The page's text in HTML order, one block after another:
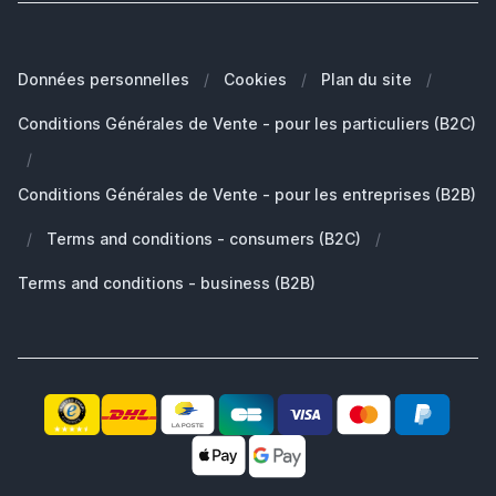
Clients Professionals (B2B)
Pas satisfait? Le produit vous est remboursé!
Travailler chez SB Supply
Mon compte
Données personnelles / Cookies / Plan du site /
Conditions Générales de Vente - pour les particuliers (B2C)
/
Conditions Générales de Vente - pour les entreprises (B2B)
/ Terms and conditions - consumers (B2C) /
Terms and conditions - business (B2B)